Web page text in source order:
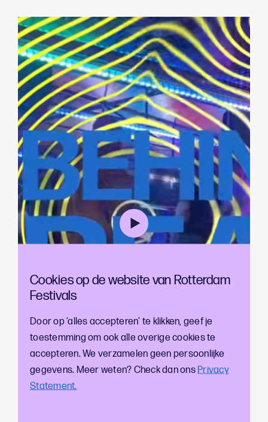
Cookies op de website van Rotterdam
Festivals
Door op ‘alles accepteren’ te klikken, geef je
toestemming om ook alle overige cookies te
accepteren. We verzamelen geen persoonlijke
gegevens. Meer weten? Check dan ons Privacy
Statement.